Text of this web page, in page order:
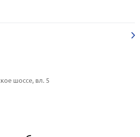
шоссе, вл. 5